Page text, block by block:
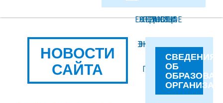
НОВОСТИ
ФАЙЛЫ
ЕЖЕДНЕВНОЕ
МЕНЮ ГОРЯЧЕГО
ПИТАНИЯ
СТРАНИЦА
ВКОНТАКТЕ
НОВОСТИ
САЙТА
СВЕДЕНИЯ
ОБ